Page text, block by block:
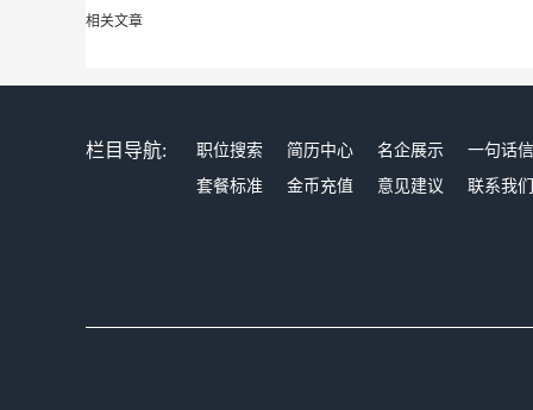
相关文章
栏目导航: 职位搜索 简历中心 名企展示
一句话
套餐标准
金币充值 意见建议 联系我们